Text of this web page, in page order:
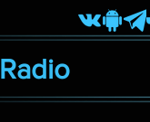
Radio